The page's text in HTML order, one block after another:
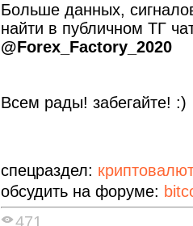
Больше данных,
найти в публичном ТГ
@Forex_Factory_2020
Всем рады! забегайте! :)
спецраздел:
обсудить на форуме:
471